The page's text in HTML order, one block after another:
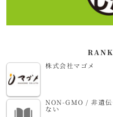
株式会社マゴメ
NON-GMO / 非遺伝
ない